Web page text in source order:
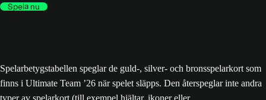
Spela nu
Spelarbetygstabellen speglar de guld-, silver- och bronsspelarkort som
finns i Ultimate Team ’26 när spelet släpps. Den återspeglar inte andra